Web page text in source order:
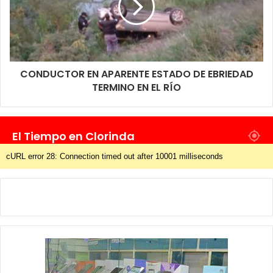
CONDUCTOR EN APARENTE ESTADO DE EBRIEDAD
TERMINO EN EL RÍO
El Tiempo en Clorinda
cURL error 28: Connection timed out after 10001 milliseconds